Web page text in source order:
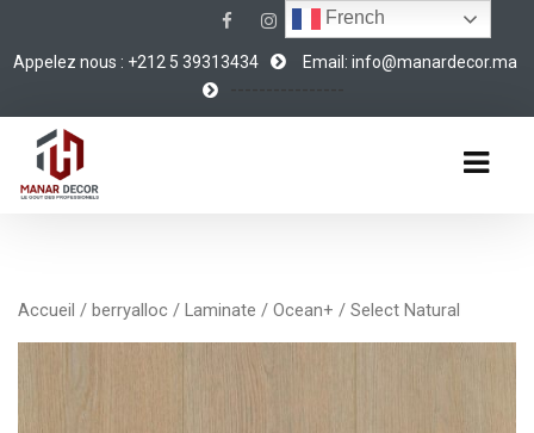
Appelez nous : +212 5 39313434 Email: info@manardecor.ma
Accueil / berryalloc / Laminate / Ocean+ / Select Natural
French